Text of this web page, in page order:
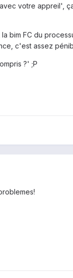
votre
bim FC du
c'est assez
?' ;P